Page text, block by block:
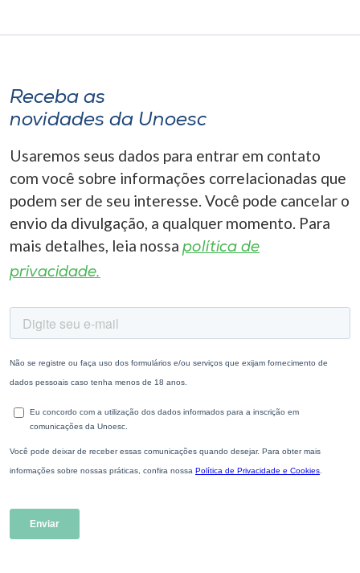
Receba as
novidades da Unoesc
Usaremos seus dados para entrar em contato
com você sobre informações correlacionadas que
podem ser de seu interesse. Você pode cancelar o
envio da divulgação, a qualquer momento. Para
mais detalhes, leia nossa política de
privacidade.